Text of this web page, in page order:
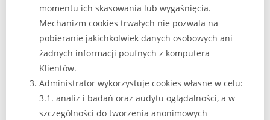
momentu ich skasowania lub wygaśnięcia.
Mechanizm cookies trwałych nie pozwala na
pobieranie jakichkolwiek danych osobowych ani
żadnych informacji poufnych z komputera
Klientów.
Administrator wykorzystuje cookies własne w celu:
3.1. analiz i badań oraz audytu oglądalności, a w
szczególności do tworzenia anonimowych